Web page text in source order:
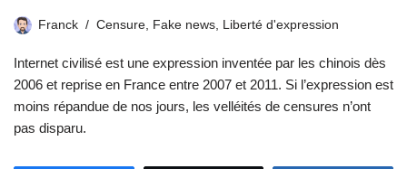
Franck Censure Fake news Liberté d'expression
Internet civilisé est une expression inventée par les chinois dès
2006 et reprise en France entre 2007 et 2011. Si l’expression est
moins répandue de nos jours, les velléités de censures n’ont
pas disparu.